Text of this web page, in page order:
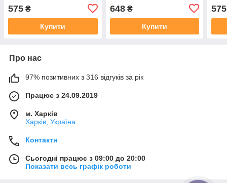
пластику Ø125 дрібне
зерно (#20)
575 ₴
Купити
заточування
твердосплавного
інструменту
648₴
Купити
575
Про нас
97% позитивних з 316 відгуків за рік
Працює з 24.09.2019
м. Харків
Харків, Україна
Контакти
Сьогодні працює з 09:00 до 20:00
Показати весь графік роботи